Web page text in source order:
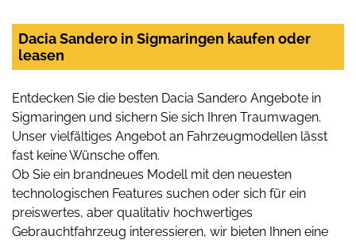
Dacia Sandero in Sigmaringen kaufen oder
leasen
Entdecken Sie die besten Dacia Sandero Angebote in
Sigmaringen und sichern Sie sich Ihren Traumwagen.
Unser vielfältiges Angebot an Fahrzeugmodellen lässt
fast keine Wünsche offen.
Ob Sie ein brandneues Modell mit den neuesten
technologischen Features suchen oder sich für ein
preiswertes, aber qualitativ hochwertiges
Gebrauchtfahrzeug interessieren, wir bieten Ihnen eine